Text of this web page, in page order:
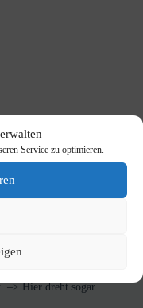
Service zu optimieren.
–> Hier dreht sogar